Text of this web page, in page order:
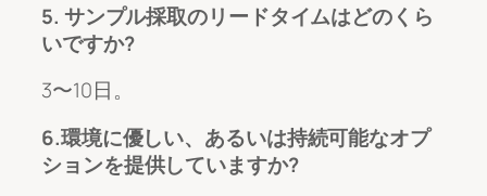
5. サンプル採取のリードタイムはどのくら
いですか?
3〜10日。
6.環境に優しい、あるいは持続可能なオプ
ションを提供していますか?